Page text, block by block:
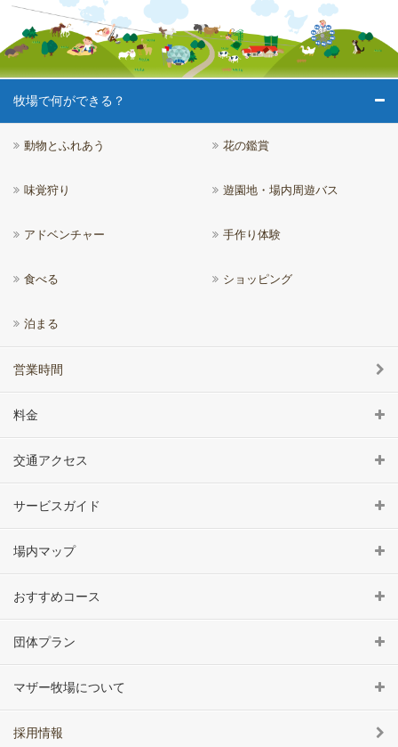
牧場で何ができる？
動物とふれあう 花の鑑賞
味覚狩り 遊園地・場内周遊バス
アドベンチャー 手作り体験
食べる ショッピング
泊まる
営業時間
料金
交通アクセス
サービスガイド
場内マップ
おすすめコース
団体プラン
マザー牧場について
採用情報